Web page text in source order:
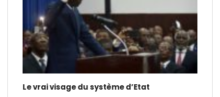
Le vrai visage du système d’Etat